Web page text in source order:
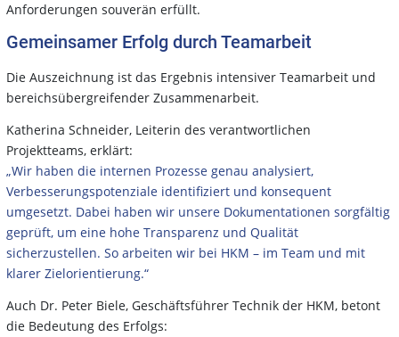
Anforderungen souverän erfüllt.
Gemeinsamer Erfolg durch Teamarbeit
Die Auszeichnung ist das Ergebnis intensiver Teamarbeit und
bereichsübergreifender Zusammenarbeit.
Katherina Schneider, Leiterin des verantwortlichen
Projektteams, erklärt:
„Wir haben die internen Prozesse genau analysiert,
Verbesserungspotenziale identifiziert und konsequent
umgesetzt. Dabei haben wir unsere Dokumentationen sorgfältig
geprüft, um eine hohe Transparenz und Qualität
sicherzustellen. So arbeiten wir bei HKM – im Team und mit
klarer Zielorientierung.“
Auch Dr. Peter Biele, Geschäftsführer Technik der HKM, betont
die Bedeutung des Erfolgs: